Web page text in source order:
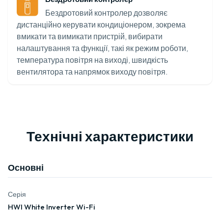
Бездротовий контролер дозволяє
дистанційно керувати кондиціонером, зокрема
вмикати та вимикати пристрій, вибирати
налаштування та функції, такі як режим роботи,
температура повітря на виході, швидкість
вентилятора та напрямок виходу повітря.
Технічні характеристики
Основні
Серія
HWI White Inverter Wi-Fi